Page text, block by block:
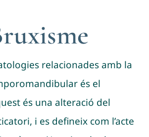
relacionades amb la
és el
és una alteració del
i es defineix com l’acte